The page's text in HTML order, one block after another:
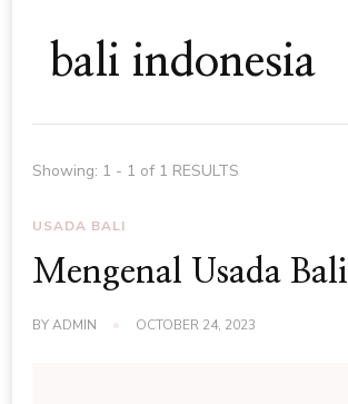
bali indonesia
Showing: 1 - 1 of 1 RESULTS
USADA BALI
Mengenal Usada Bali
BYADMIN OCTOBER 24, 2023